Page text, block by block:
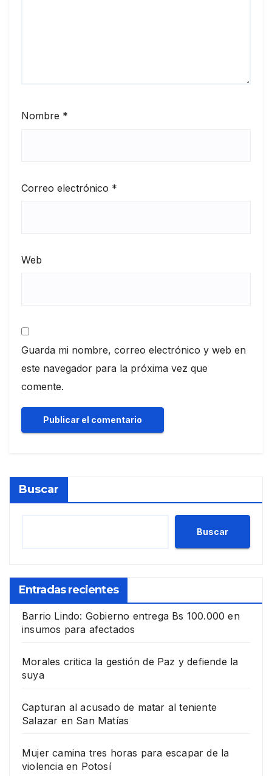
Nombre *
Correo electrónico *
Web
Guarda mi nombre, correo electrónico y web en
este navegador para la próxima vez que
comente.
Buscar
Buscar
Entradas recientes
Barrio Lindo: Gobierno entrega Bs 100.000 en
insumos para afectados
Morales critica la gestión de Paz y defiende la
suya
Capturan al acusado de matar al teniente
Salazar en San Matías
Mujer camina tres horas para escapar de la
violencia en Potosí